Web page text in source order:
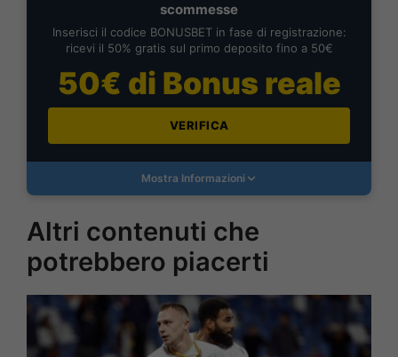
scommesse
Inserisci il codice BONUSBET in fase di registrazione:
ricevi il 50% gratis sul primo deposito fino a 50€
50€ di Bonus reale
VERIFICA
Mostra Informazioni
Altri contenuti che
potrebbero piacerti